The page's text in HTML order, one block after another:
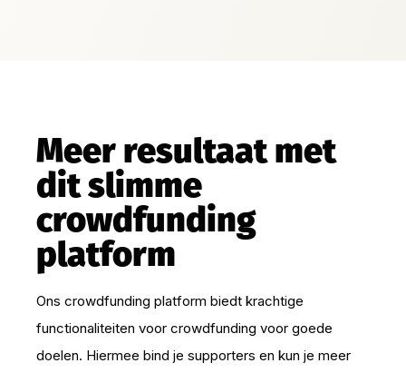
Meer resultaat met
dit slimme
crowdfunding
platform
Ons crowdfunding platform biedt krachtige
functionaliteiten voor crowdfunding voor goede
doelen. Hiermee bind je supporters en kun je meer